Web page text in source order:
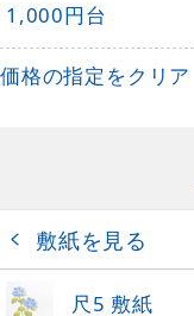
1,000円台
価格の指定をクリア
敷紙を見る
尺5 敷紙